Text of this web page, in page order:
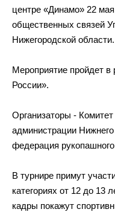
центре «Динамо» 22
общественных связей
Нижегородской области.
Мероприятие пройдет в
России».
Организаторы - Комитет
администрации
федерация
В турнире примут
категориях от 12 до 13
кадры покажут